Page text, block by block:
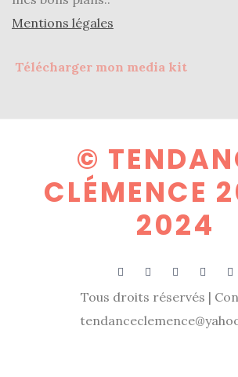
(12)
(15)
quotidienne/Maison
(61)
Mentions légales
Télécharger mon media kit
©
CLÉMENCE
2024
Tous droits réservés |